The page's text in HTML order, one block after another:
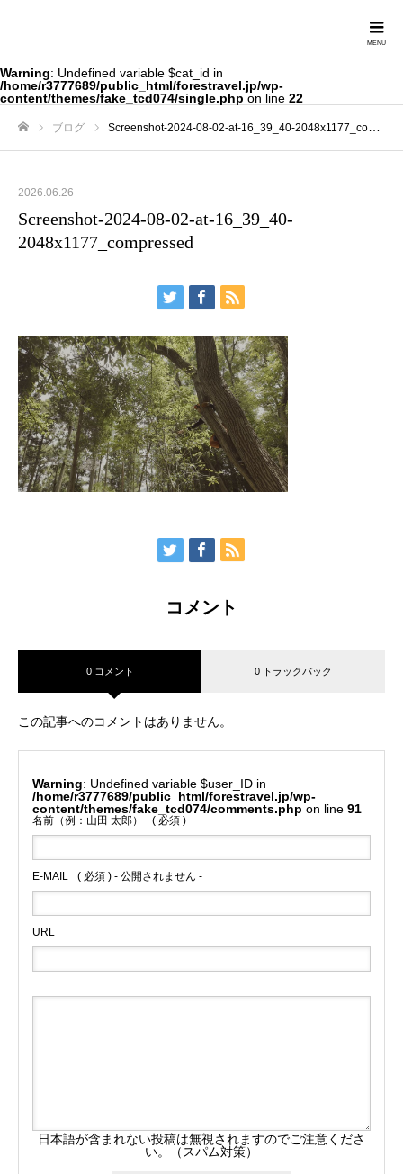
Warning: Undefined variable $cat_id in
/home/r3777689/public_html/forestravel.jp/wp-
content/themes/fake_tcd074/single.php on line 22
ブログ Screenshot-2024-08-02-at-16_39_40-2048x1177_compressed
2026.06.26
Screenshot-2024-08-02-at-16_39_40-
2048x1177_compressed
コメント
0 コメント 0 トラックバック
この記事へのコメントはありません。
Warning
: Undefined variable $user_ID in
/home/r3777689/public_html/forestravel.jp/wp-
content/themes/fake_tcd074/comments.php on line 91
名前（例：山田 太郎） ( 必須 )
E-MAIL ( 必須 ) - 公開されません -
URL
日本語が含まれない投稿は無視されますのでご注意くださ
い。（スパム対策）